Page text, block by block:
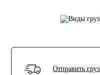
Отправить груз